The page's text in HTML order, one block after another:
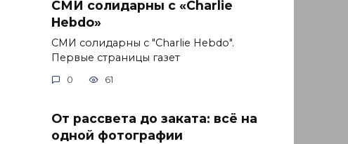
СМИ солидарны с «Charlie
Hebdo»
СМИ солидарны с "Charlie Hebdo".
Первые страницы газет
0 61
От рассвета до заката: всё на
одной фотографии